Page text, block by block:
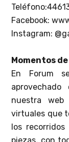
Facebook:
Instagram:
Momentos
En Forum
nuestra
virtuales que
los
piezas, con